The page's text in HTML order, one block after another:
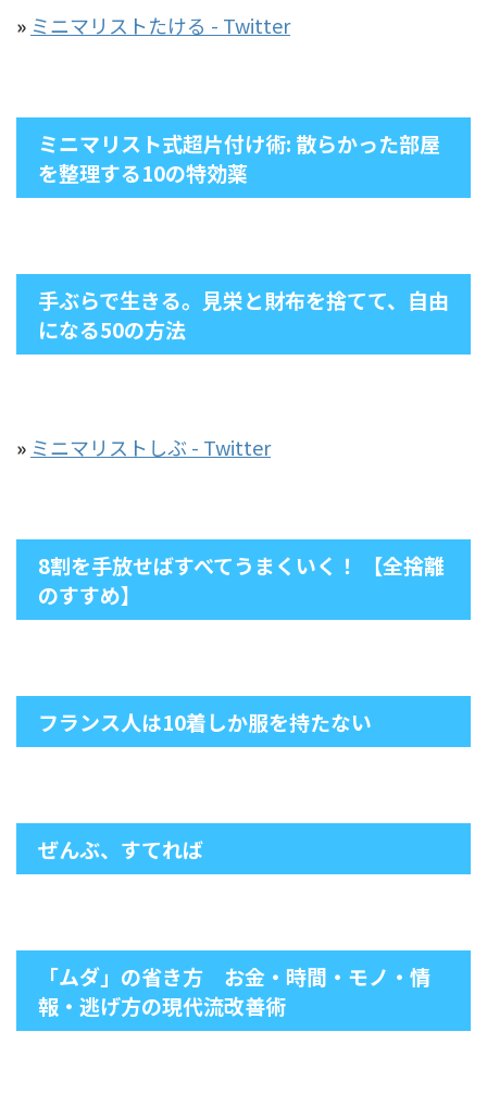
» ミニマリストたける - Twitter
ミニマリスト式超片付け術: 散らかった部屋
を整理する10の特効薬
手ぶらで生きる。見栄と財布を捨てて、自由
になる50の方法
» ミニマリストしぶ - Twitter
8割を手放せばすべてうまくいく！ 【全捨離
のすすめ】
フランス人は10着しか服を持たない
ぜんぶ、すてれば
「ムダ」の省き方 お金・時間・モノ・情
報・逃げ方の現代流改善術